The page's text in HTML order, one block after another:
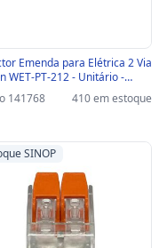
Emenda para Elétrica 2 Via
WET-PT-212 - Unitário -
212
141768 410 em estoque
SINOP